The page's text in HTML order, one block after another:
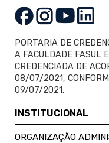
PORTARIA DE
A FACULDADE FASUL
CREDENCIADA DE
08/07/2021,
09/07/2021.
INSTITUCIONAL
ORGANIZAÇÃO